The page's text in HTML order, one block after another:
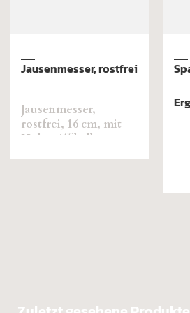
Fleischerbeil, rostfrei,
mittig